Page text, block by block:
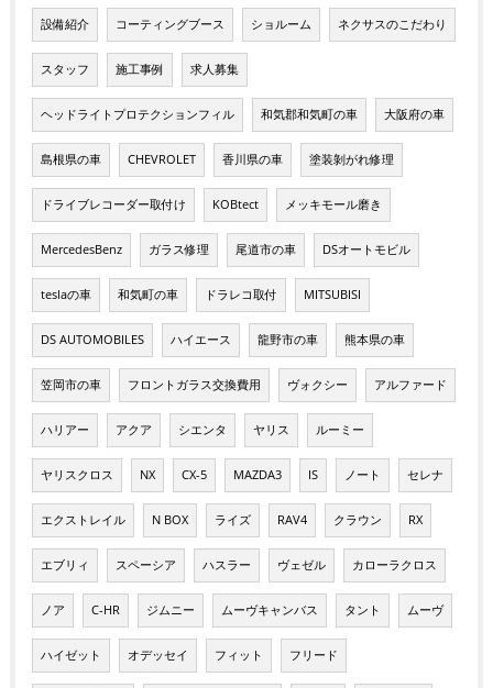
設備紹介 コーティングブース ショルーム ネクサスのこだわり
スタッフ 施工事例 求人募集
ヘッドライトプロテクションフィル 和気郡和気町の車 大阪府の車
島根県の車 CHEVROLET 香川県の車 塗装剝がれ修理
ドライブレコーダー取付け KOBtect メッキモール磨き
MercedesBenz ガラス修理 尾道市の車 DSオートモビル
teslaの車 和気町の車 ドラレコ取付 MITSUBISI
DS AUTOMOBILES ハイエース 龍野市の車 熊本県の車
笠岡市の車 フロントガラス交換費用 ヴォクシー アルファード
ハリアー アクア シエンタ ヤリス ルーミー
ヤリスクロス NX CX-5 MAZDA3 IS ノート セレナ
エクストレイル N BOX ライズ RAV4 クラウン RX
エブリィ スペーシア ハスラー ヴェゼル カローラクロス
ノア C-HR ジムニー ムーヴキャンバス タント ムーヴ
ハイゼット オデッセイ フィット フリード